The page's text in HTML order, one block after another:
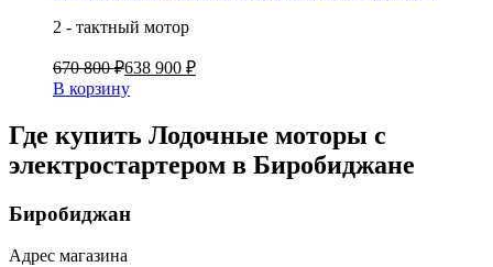
2 - тактный мотор
670 800 ₽638 900 ₽
В корзину
Где купить Лодочные моторы с
электростартером в Биробиджане
Биробиджан
Адрес магазина